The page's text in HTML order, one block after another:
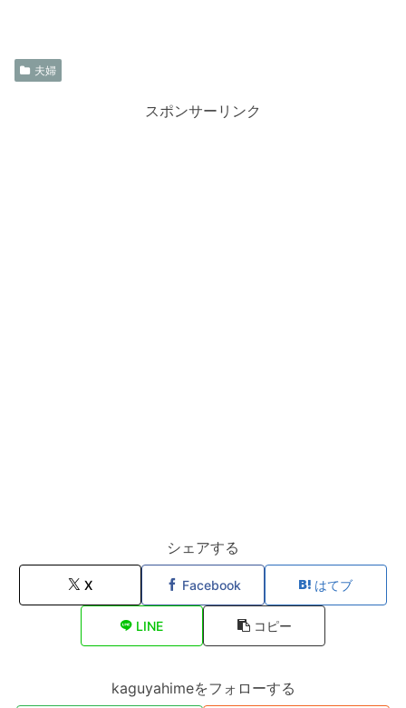
夫婦
スポンサーリンク
シェアする
X Facebook はてブ
LINE コピー
kaguyahimeをフォローする